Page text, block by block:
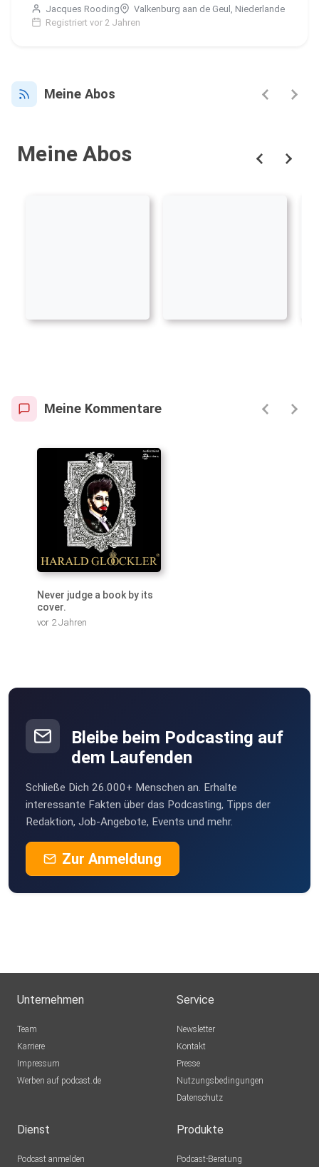
Jacques Rooding
Valkenburg aan de Geul, Niederlande
Registriert vor 2 Jahren
Meine Abos
Meine Abos
Meine Kommentare
Never judge a book by its
cover.
vor 2 Jahren
Bleibe beim Podcasting auf
dem Laufenden
Schließe Dich 26.000+ Menschen an. Erhalte
interessante Fakten über das Podcasting, Tipps der
Redaktion, Job-Angebote, Events und mehr.
Zur Anmeldung
Unternehmen
Team
Karriere
Impressum
Werben auf podcast.de
Service
Newsletter
Kontakt
Presse
Nutzungsbedingungen
Datenschutz
Dienst
Podcast anmelden
Produkte
Podcast-Beratung